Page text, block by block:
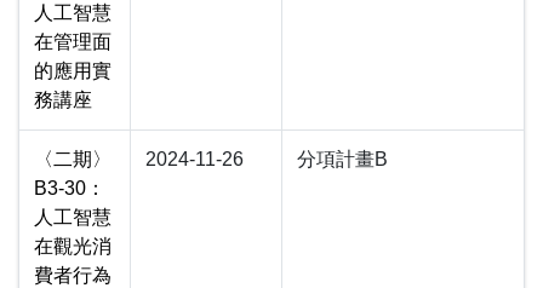
人工智慧
在管理面
的應用實
務講座
〈二期〉
B3-30：
人工智慧
在觀光消
費者行為
2024-11-26 分項計畫B